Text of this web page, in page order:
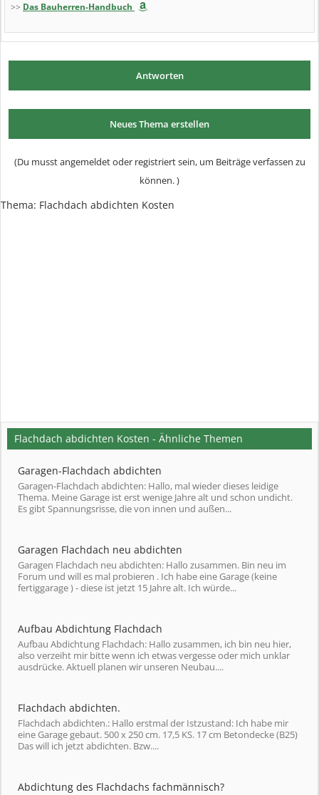
>> Das Bauherren-Handbuch
Antworten
Neues Thema erstellen
(Du musst angemeldet oder registriert sein, um Beiträge verfassen zu
können. )
Thema: Flachdach abdichten Kosten
Flachdach abdichten Kosten - Ähnliche Themen
Garagen-Flachdach abdichten
Garagen-Flachdach abdichten: Hallo, mal wieder dieses leidige
Thema. Meine Garage ist erst wenige Jahre alt und schon undicht.
Es gibt Spannungsrisse, die von innen und außen...
Garagen Flachdach neu abdichten
Garagen Flachdach neu abdichten: Hallo zusammen. Bin neu im
Forum und will es mal probieren . Ich habe eine Garage (keine
fertiggarage ) - diese ist jetzt 15 Jahre alt. Ich würde...
Aufbau Abdichtung Flachdach
Aufbau Abdichtung Flachdach: Hallo zusammen, ich bin neu hier,
also verzeiht mir bitte wenn ich etwas vergesse oder mich unklar
ausdrücke. Aktuell planen wir unseren Neubau....
Flachdach abdichten.
Flachdach abdichten.: Hallo erstmal der Istzustand: Ich habe mir
eine Garage gebaut. 500 x 250 cm. 17,5 KS. 17 cm Betondecke (B25)
Das will ich jetzt abdichten. Bzw....
Abdichtung des Flachdachs fachmännisch?